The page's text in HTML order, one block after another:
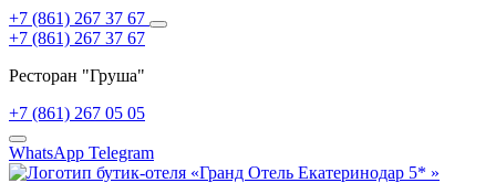
+7 (861) 267 37 67
+7 (861) 267 37 67
Ресторан "Груша"
+7 (861) 267 05 05
WhatsApp Telegram